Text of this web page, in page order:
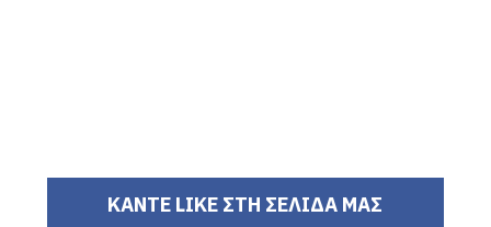
ΚΑΝΤΕ LIKE ΣΤΗ ΣΕΛΙΔΑ ΜΑΣ